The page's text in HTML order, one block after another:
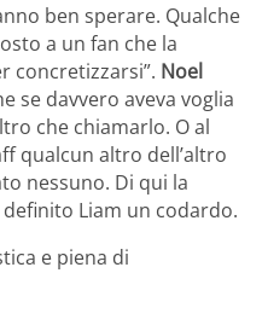
ben sperare. Qualche
a un fan che la
concretizzarsi”. Noel
se davvero aveva voglia
che chiamarlo. O al
qualcun altro dell’altro
nessuno. Di qui la
Liam un codardo.
e piena di